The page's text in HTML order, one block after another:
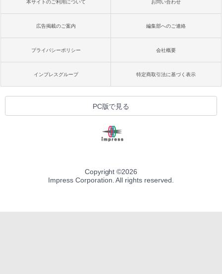
本サイトのご利用について お問い合わせ
広告掲載のご案内 編集部へのご連絡
プライバシーポリシー 会社概要
インプレスグループ 特定商取引法に基づく表示
PC版で見る
Copyright ©2026
Impress Corporation. All rights reserved.